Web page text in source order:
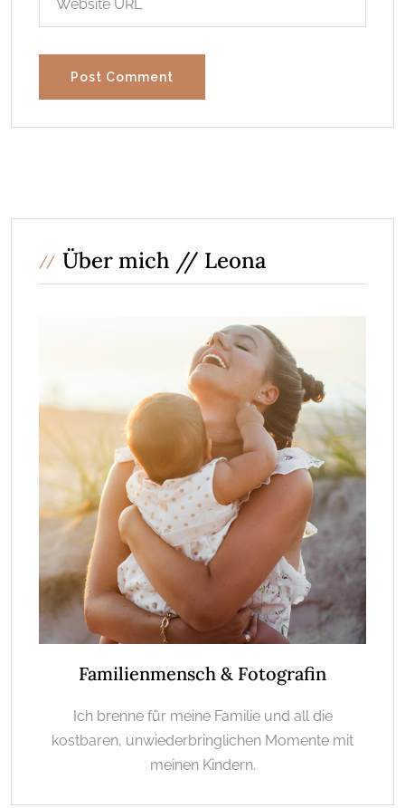
Über mich // Leona
Familienmensch & Fotografin
Ich brenne für meine Familie und all die
kostbaren, unwiederbringlichen Momente mit
meinen Kindern.